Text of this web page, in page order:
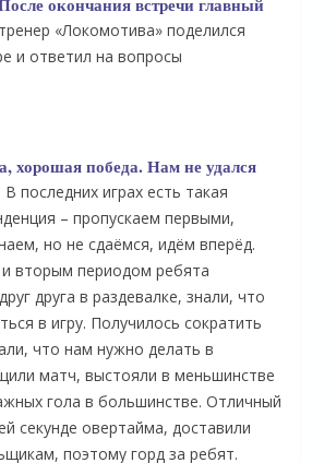
тренер «Локомотива» поделился
и ответил на вопросы
хорошая победа. Нам не удался
последних играх есть такая
– пропускаем первыми,
но не сдаёмся, идём вперёд.
вторым периодом ребята
друга в раздевалке, знали, что
в игру. Получилось сократить
что нам нужно делать в
матч, выстояли в меньшинстве
гола в большинстве. Отличный
секунде овертайма, доставили
поэтому горд за ребят.